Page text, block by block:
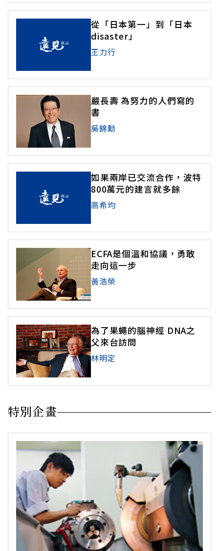
從「日本第一」到「日本
disaster」
王力行
嚴長壽 為努力的人們寫的
書
吳錦勳
如果兩岸已交流合作，波特
800萬元的建言就多餘
高希均
ECFA是個溫和協議，勇敢
走向這一步
黃浩榮
為了果蠅的腦神經 DNA之
父來台訪問
林明定
特別企畫